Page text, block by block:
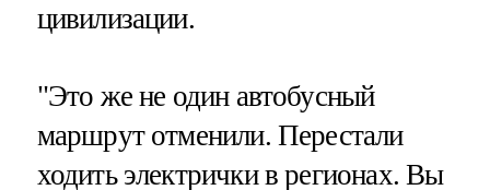
цивилизации.
"Это же не один автобусный
маршрут отменили. Перестали
ходить электрички в регионах. Вы